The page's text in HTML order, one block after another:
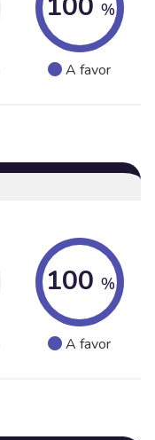
%
A favor
100 %
A favor